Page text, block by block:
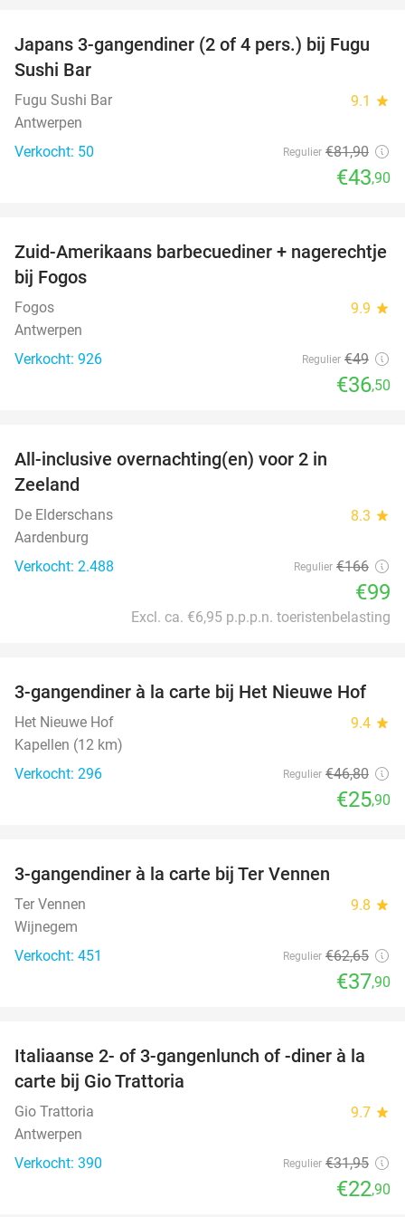
46%
Japans 3-gangendiner (2 of 4 pers.) bij Fugu
Sushi Bar
Fugu Sushi Bar 9.1 star
Antwerpen
Verkocht: 50
Regulier €81,90
€43,90
26%
Zuid-Amerikaans barbecuediner + nagerechtje
bij Fogos
Fogos 9.9 star
Antwerpen
Verkocht: 926
Regulier €49
€36,50
All-inclusive overnachting(en) voor 2 in
Zeeland
De Elderschans 8.3 star
Aardenburg
Verkocht: 2.488
Regulier €166
€99
Excl. ca. €6,95 p.p.p.n. toeristenbelasting
45%
3-gangendiner à la carte bij Het Nieuwe Hof
Het Nieuwe Hof 9.4 star
Kapellen (12 km)
Verkocht: 296
Regulier €46,80
€25,90
3-gangendiner à la carte bij Ter Vennen
Ter Vennen 9.8 star
Wijnegem
Verkocht: 451
Regulier €62,65
€37,90
28%
Italiaanse 2- of 3-gangenlunch of -diner à la
carte bij Gio Trattoria
Gio Trattoria 9.7 star
Antwerpen
Verkocht: 390
Regulier €31,95
€22,90